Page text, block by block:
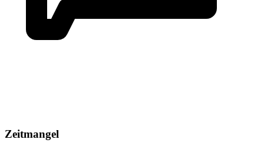
Zeitmangel